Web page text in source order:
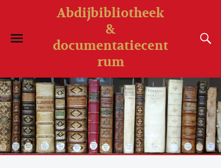
Abdijbibliotheek
&
documentatiecent
rum